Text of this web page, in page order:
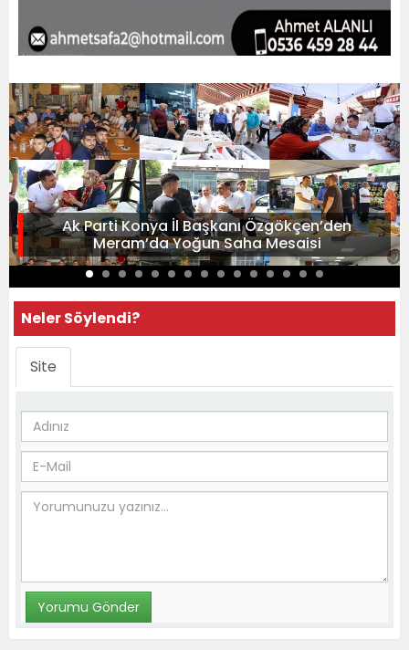
Ak Parti Konya İl Başkanı Özgökçen’den
Meram’da Yoğun Saha Mesaisi
Neler Söylendi?
Site